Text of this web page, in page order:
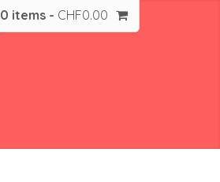
0 items - CHF0.00